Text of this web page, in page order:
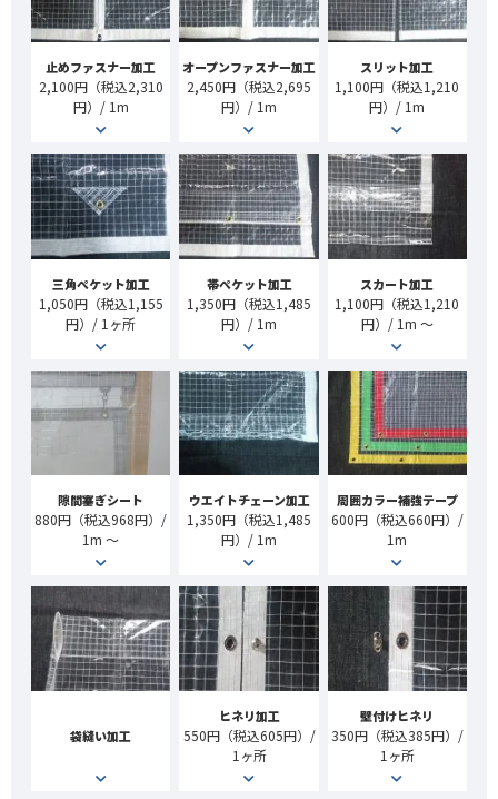
止めファスナー加工
2,100円（税込2,310
円）/ 1m
オープンファスナー加工
2,450円（税込2,695
円）/ 1m
スリット加工
1,100円（税込1,210
円）/ 1m
三角ぺケット加工
1,050円（税込1,155
円）/ 1ヶ所
帯ぺケット加工
1,350円（税込1,485
円）/ 1m
スカート加工
1,100円（税込1,210
円）/ 1m ～
隙間塞ぎシート
880円（税込968円）/
1m ～
ウエイトチェーン加工
1,350円（税込1,485
円）/ 1m
周囲カラー補強テープ
600円（税込660円）/
1m
袋縫い加工
ヒネリ加工
550円（税込605円）/
1ヶ所
壁付けヒネリ
350円（税込385円）/
1ヶ所